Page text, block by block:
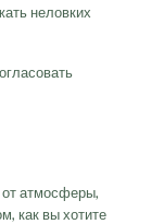
неловких
от атмосферы,
как вы хотите